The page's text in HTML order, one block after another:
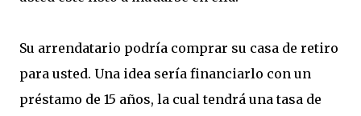
Su arrendatario podría comprar su casa de retiro
para usted. Una idea sería financiarlo con un
préstamo de 15 años, la cual tendrá una tasa de